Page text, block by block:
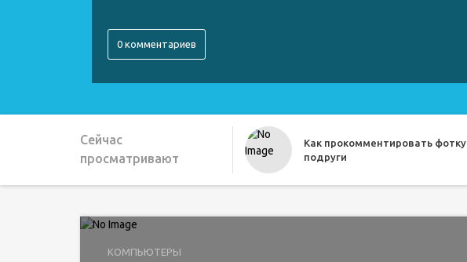
0 комментариев
Сейчас
просматривают
Как прокомментировать фотку
подруги
КОМПЬЮТЕРЫ